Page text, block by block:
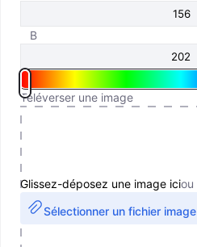
B
Téléverser une image
Glissez-déposez une image iciou
Sélectionner un fichier image